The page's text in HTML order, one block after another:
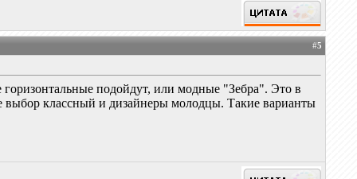
#5
подойдут, или модные "Зебра". Это в
классный и дизайнеры молодцы. Такие варианты